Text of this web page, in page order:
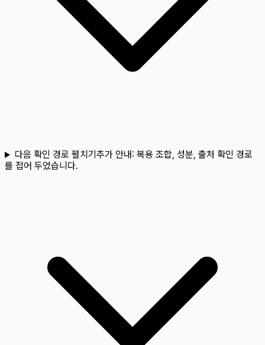
다음 확인 경로 펼치기 추가 안내: 복용 조합, 성분, 출처 확인 경로
를 접어 두었습니다.